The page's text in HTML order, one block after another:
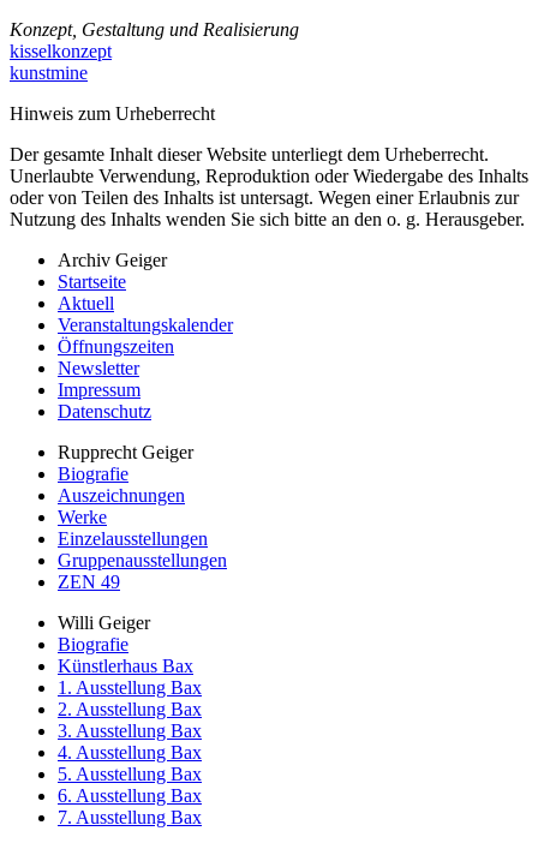
Konzept, Gestaltung und Realisierung
kisselkonzept
kunstmine
Hinweis zum Urheberrecht
Der gesamte Inhalt dieser Website unterliegt dem Urheberrecht.
Unerlaubte Verwendung, Reproduktion oder Wiedergabe des Inhalts
oder von Teilen des Inhalts ist untersagt. Wegen einer Erlaubnis zur
Nutzung des Inhalts wenden Sie sich bitte an den o. g. Herausgeber.
Archiv Geiger
Startseite
Aktuell
Veranstaltungskalender
Öffnungszeiten
Newsletter
Impressum
Datenschutz
Rupprecht Geiger
Biografie
Auszeichnungen
Werke
Einzelausstellungen
Gruppenausstellungen
ZEN 49
Willi Geiger
Biografie
Künstlerhaus Bax
1. Ausstellung Bax
2. Ausstellung Bax
3. Ausstellung Bax
4. Ausstellung Bax
5. Ausstellung Bax
6. Ausstellung Bax
7. Ausstellung Bax